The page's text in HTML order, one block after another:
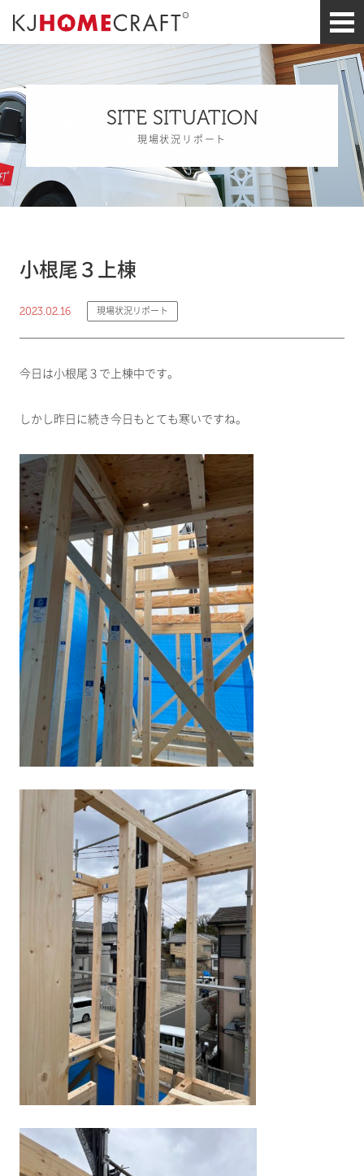
SITE SITUATION
現場状況リポート
小根尾３上棟
2023.02.16 現場状況リポート
今日は小根尾３で上棟中です。
しかし昨日に続き今日もとても寒いですね。